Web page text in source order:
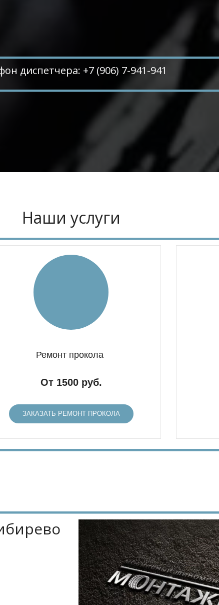
диспетчера: +7 (906) 7-941-941
Наши услуги
Ремонт прокола
От 1500 руб.
ЗАКАЗАТЬ РЕМОНТ ПРОКОЛА